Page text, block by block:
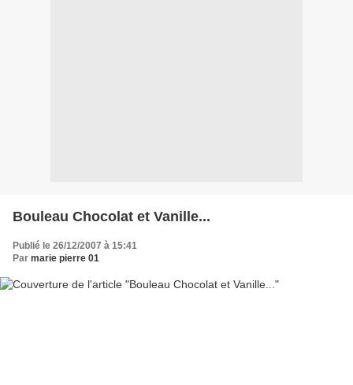
Bouleau Chocolat et Vanille...
Publié le 26/12/2007 à 15:41
Par marie pierre 01